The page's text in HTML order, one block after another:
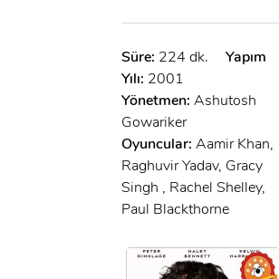
Süre: 224 dk.
Yapım
Yılı: 2001
Yönetmen: Ashutosh
Gowariker
Oyuncular: Aamir Khan,
Raghuvir Yadav, Gracy
Singh , Rachel Shelley,
Paul Blackthorne